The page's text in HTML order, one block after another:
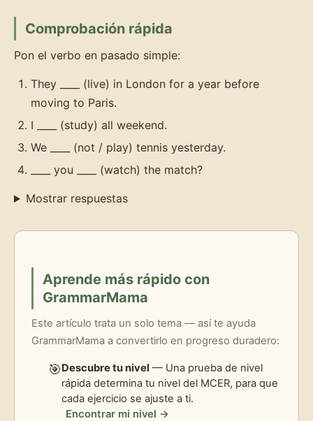
Comprobación rápida
Pon el verbo en pasado simple:
They ____ (live) in London for a year before
moving to Paris.
I ____ (study) all weekend.
We ____ (not / play) tennis yesterday.
____ you ____ (watch) the match?
Mostrar respuestas
Aprende más rápido con
GrammarMama
Este artículo trata un solo tema — así te ayuda
GrammarMama a convertirlo en progreso duradero:
🎯Descubre tu nivel — Una prueba de nivel
rápida determina tu nivel del MCER, para que
cada ejercicio se ajuste a ti.
Encontrar mi nivel →